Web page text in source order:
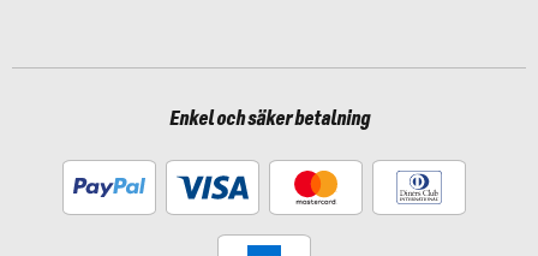
Enkel och säker betalning